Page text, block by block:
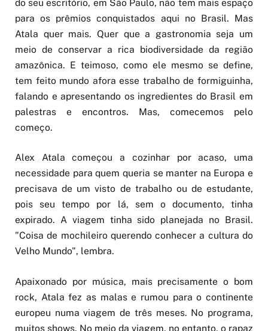
para os prêmios conquistados aqui no Brasil. Mas
Atala quer mais. Quer que a gastronomia seja um
meio de conservar a rica biodiversidade da região
amazônica. E teimoso, como ele mesmo se define,
tem feito mundo afora esse trabalho de formiguinha,
falando e apresentando os ingredientes do Brasil em
palestras e encontros. Mas, comecemos pelo
Alex Atala começou a cozinhar por acaso, uma
necessidade para quem queria se manter na Europa e
precisava de um visto de trabalho ou de estudante,
pois seu tempo por lá, sem o documento, tinha
expirado. A viagem tinha sido planejada no Brasil.
"Coisa de mochileiro querendo conhecer a cultura do
Velho Mundo", lembra.
Apaixonado por música, mais precisamente o bom
rock, Atala fez as malas e rumou para o continente
europeu numa viagem de três meses. No programa,
muitos shows. No meio da viagem, no entanto, o rapaz